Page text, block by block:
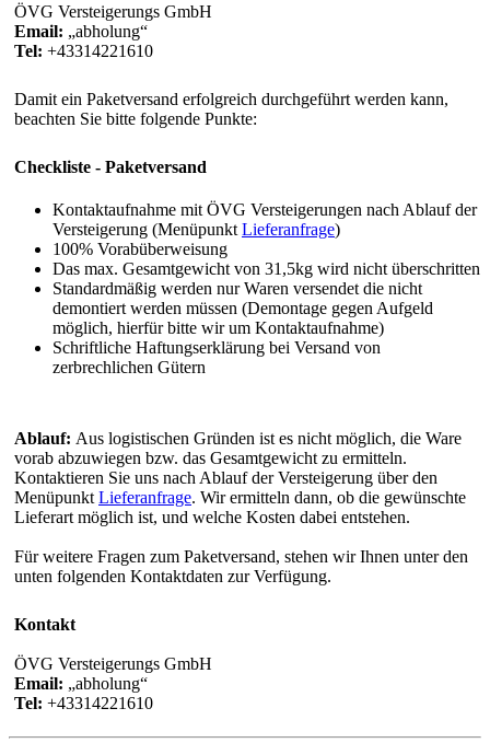
ÖVG Versteigerungs GmbH
Email:
abholung
Tel: +43314221610
Damit ein Paketversand erfolgreich durchgeführt werden kann,
beachten Sie bitte folgende Punkte:
Checkliste - Paketversand
Kontaktaufnahme mit ÖVG Versteigerungen nach Ablauf der
Versteigerung (Menüpunkt Lieferanfrage)
100% Vorabüberweisung
Das max. Gesamtgewicht von 31,5kg wird nicht überschritten
Standardmäßig werden nur Waren versendet die nicht
demontiert werden müssen (Demontage gegen Aufgeld
möglich, hierfür bitte wir um Kontaktaufnahme)
Schriftliche Haftungserklärung bei Versand von
zerbrechlichen Gütern
Ablauf: Aus logistischen Gründen ist es nicht möglich, die Ware
vorab abzuwiegen bzw. das Gesamtgewicht zu ermitteln.
Kontaktieren Sie uns nach Ablauf der Versteigerung über den
Menüpunkt Lieferanfrage. Wir ermitteln dann, ob die gewünschte
Lieferart möglich ist, und welche Kosten dabei entstehen.
Für weitere Fragen zum Paketversand, stehen wir Ihnen unter den
unten folgenden Kontaktdaten zur Verfügung.
Kontakt
ÖVG Versteigerungs GmbH
Email:
abholung
Tel: +43314221610